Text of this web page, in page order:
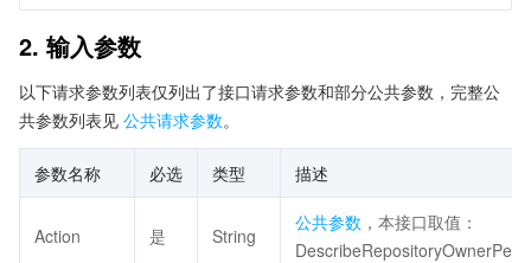
2. 输入参数
以下请求参数列表仅列出了接口请求参数和部分公共参数，完整公
共参数列表见 公共请求参数。
参数名称 必选 类型 描述
Action 是 String
公共参数 ，本接口取值：